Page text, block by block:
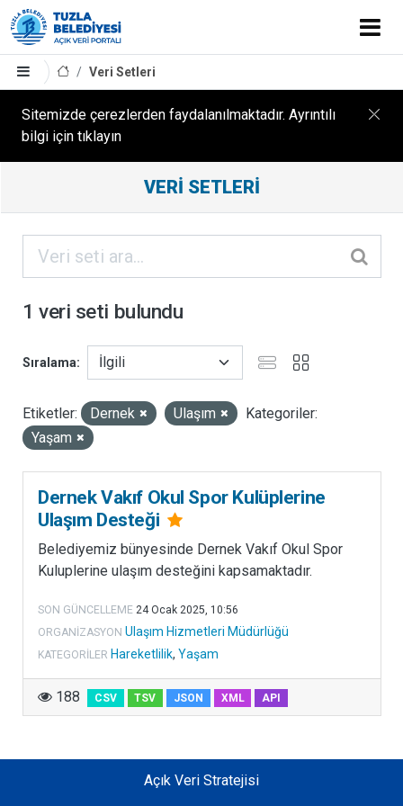
Veri Setleri
Sitemizde çerezlerden faydalanılmaktadır. Ayrıntılı
bilgi için tıklayın
Sonuçları
ORGANIZASYONLAR
KATEGORILER
ETIKETLER
LISANSLAR
VERI SETLERI
1 veri seti bulundu
Sıralama
Etiketler: Dernek Ulaşım
Kategoriler:
Yaşam
Dernek Vakıf Okul Spor Kulüplerine
Ulaşım Desteği
Belediyemiz bünyesinde Dernek Vakıf Okul Spor
Kuluplerine ulaşım desteğini kapsamaktadır.
SON GÜNCELLEME 24 Ocak 2025, 10:56
ORGANIZASYON Ulaşım Hizmetleri Müdürlüğü
KATEGORILER Hareketlilik, Yaşam
188 CSV TSV JSON XML API
Açık Veri Stratejisi